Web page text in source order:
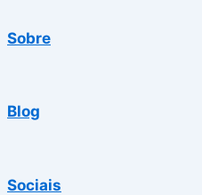
Sobre
Blog
Sociais